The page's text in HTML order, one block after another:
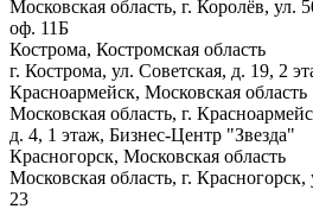
Московская область, г. Королёв,
оф. 11Б
Кострома, Костромская область
г. Кострома, ул. Советская, д. 19, 2
Красноармейск, Московская область
Московская область, г.
д. 4, 1 этаж, Бизнес-Центр "Звезда"
Красногорск, Московская область
Московская область, г.
23